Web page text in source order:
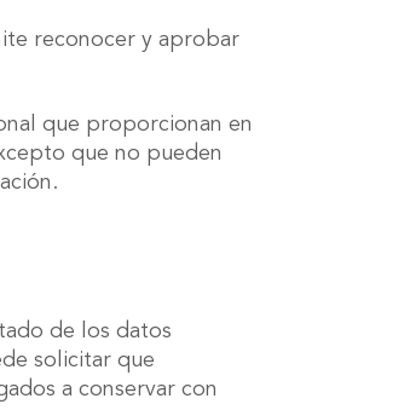
reconocer y aprobar
que proporcionan en
que no pueden
de los datos
solicitar que
a conservar con